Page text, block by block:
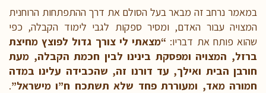
במאמר נרחב זה מבאר בעל הסולם את דרך ההתפתחות הרוחנית
המצויה עבור האדם, ומסיר ספקות לגבי לימוד הקבלה, כפי
שהוא פותח את דבריו: “מצאתי לי צורך גדול לפוצץ מחיצת
ברזל, המצויה ומפסקת בינינו לבין חכמת הקבלה, מעת
חורבן הבית ואילך, עד דורנו זה, שהכבידה עלינו במדה
חמורה מאד, ומעוררת פחד שלא תשתכח ח”ו מישראל”.